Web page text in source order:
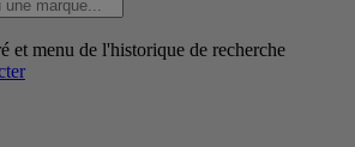
et menu de l'historique de recherche